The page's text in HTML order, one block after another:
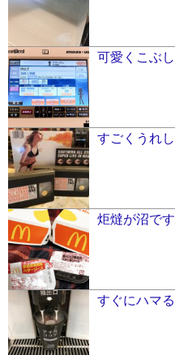
可愛くこぶし
すごくう
炬燵が沼
すぐにハマ